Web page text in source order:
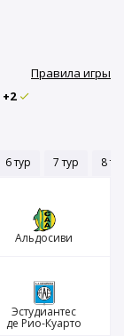
Правила игры
+2
6 тур 7 тур 8
Альдосиви
Эстудиантес
де Рио-Куарто